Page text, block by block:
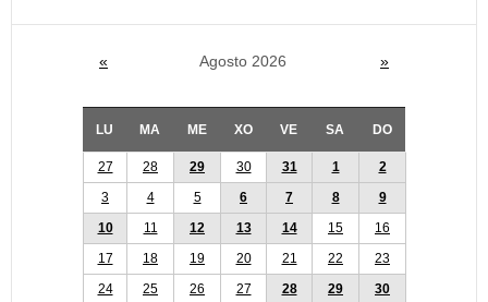
« Agosto 2026 »
LU MA ME XO VE SA DO
27 28 29 30 31 1
2
3
4 5 6 7 8
9
10
11 12 13 14 15
16
17
18 19 20 21 22
23
24
25 26 27 28 29
30